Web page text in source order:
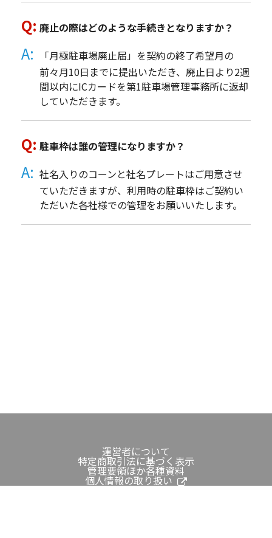
廃止の際はどのような手続きとなりますか？
「月極駐車場廃止届」を契約の終了希望月の
前々月10日までに提出いただき、廃止日より2週
間以内にICカードを第1駐車場管理事務所に返却
していただきます。
駐車枠は誰の管理になりますか？
社名入りのコーンと社名プレートはご用意させ
ていただきますが、利用時の駐車枠はご契約い
ただいた各社様での管理をお願いいたします。
運営者について
特定商取引法に基づく表示
管理要領ほか各種資料
個人情報の取り扱い